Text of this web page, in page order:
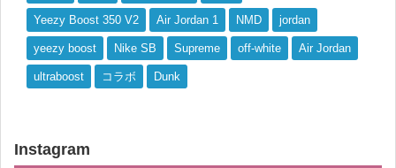
Yeezy Boost 350 V2 Air Jordan 1 NMD jordan
yeezy boost Nike SB Supreme off-white Air Jordan
ultraboost コラボ Dunk
Instagram